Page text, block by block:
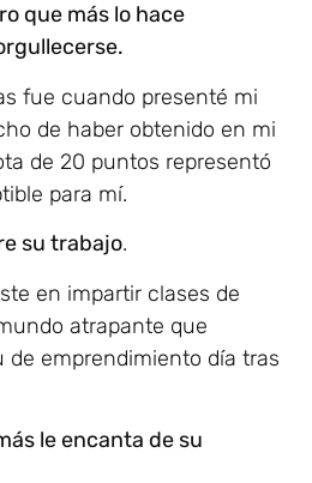
que más lo hace
fue cuando presenté mi
de haber obtenido en mi
de 20 puntos representó
para mí.
su trabajo.
en impartir clases de
atrapante que
de emprendimiento día tras
le encanta de su